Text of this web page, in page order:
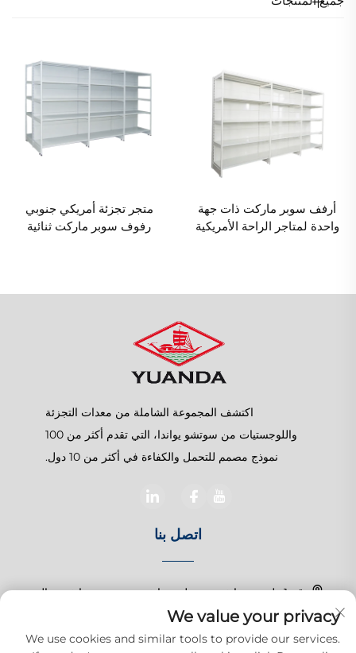
أرفف سوبر ماركت ذات جهة
واحدة لمتاجر الراحة الأمريكية
متجر تجزئة أمريكي جنوبي
رفوف سوبر ماركت ثنائية
اكتشف المجموعة الشاملة من معدات التجزئة
واللوجستيات من سوتشو يواندا، التي تقدم أكثر من 100
نموذج مصمم للتحمل والكفاءة في أكثر من 10 دول.
اتصل بنا
رقم 1 طريق تشانغتشون، بلدة شانغهو، سوزهو، جيانغسو، الصين
+86-15150179453
We value your privacy
We use cookies and similar tools to provide our services.